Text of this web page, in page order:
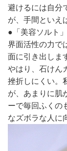
避けるには自分
が、手間といえ
●「美容ソルト」
界面活性の力で
面に引き出しま
やはり、石けん
挫折しにくい。
が、あまりに肌
ーで毎回ふくの
なズボラな人に